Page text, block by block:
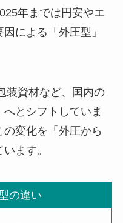
年までは円安やエ
による「外圧型」
装資材など、国内の
とシフトしていま
変化を「外圧から
ます。
の違い